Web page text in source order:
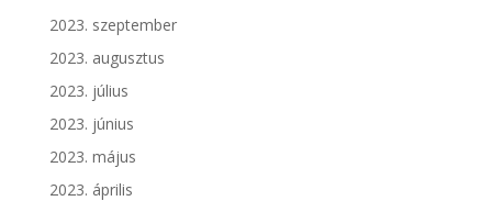
2023. szeptember
2023. augusztus
2023. július
2023. június
2023. május
2023. április